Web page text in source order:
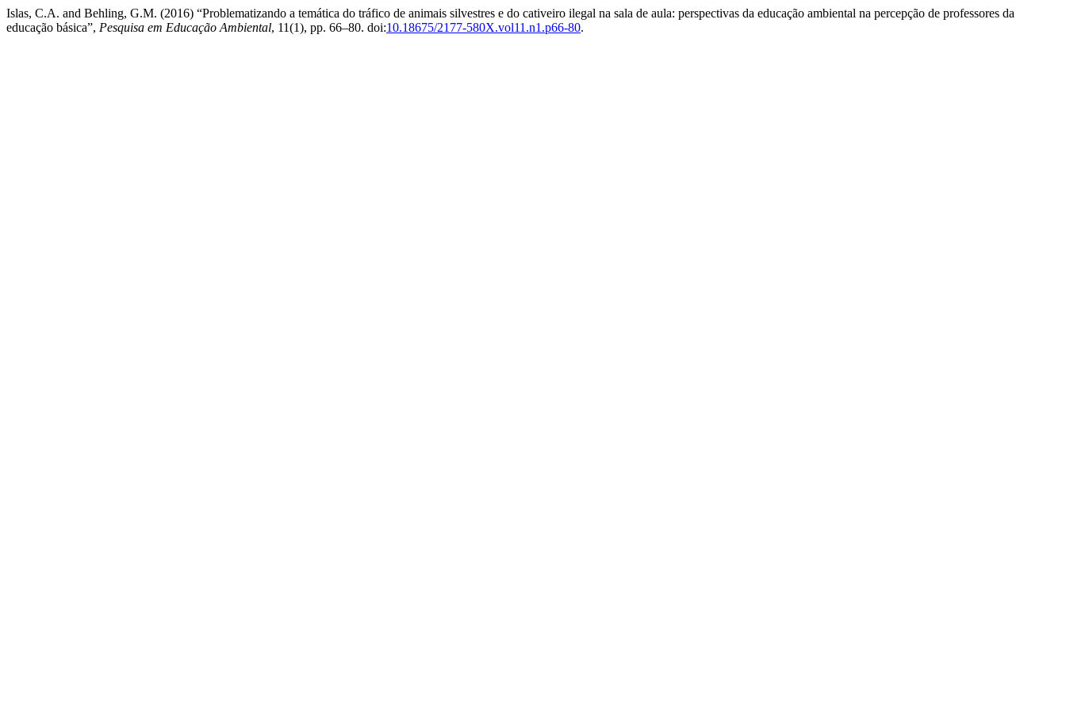
Islas, C.A. and Behling, G.M. (2016) “Problematizando a temática do tráfico de animais silvestres e do cativeiro ilegal na sala de aula: perspectivas da educação ambiental na percepção de professores da
educação básica”, Pesquisa em Educação Ambiental, 11(1), pp. 66–80. doi:10.18675/2177-580X.vol11.n1.p66-80.